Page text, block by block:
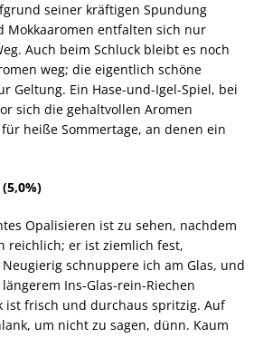
seiner kräftigen Spundung
Mokkaaromen entfalten sich nur
Auch beim Schluck bleibt es noch
weg; die eigentlich schöne
Geltung. Ein Hase-und-Igel-Spiel, bei
sich die gehaltvollen Aromen
heiße Sommertage, an denen ein
Opalisieren ist zu sehen, nachdem
reichlich; er ist ziemlich fest,
schnuppere ich am Glas, und
Ins-Glas-rein-Riechen
ist frisch und durchaus spritzig. Auf
um nicht zu sagen, dünn. Kaum